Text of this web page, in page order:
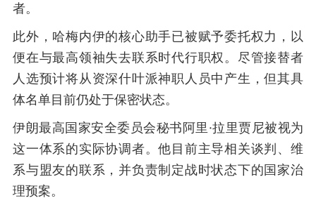
者。
此外，哈梅内伊的核心助手已被赋予委托权力，以
便在与最高领袖失去联系时代行职权。尽管接替者
人选预计将从资深什叶派神职人员中产生，但其具
体名单目前仍处于保密状态。
伊朗最高国家安全委员会秘书阿里·拉里贾尼被视为
这一体系的实际协调者。他目前主导相关谈判、维
系与盟友的联系，并负责制定战时状态下的国家治
理预案。